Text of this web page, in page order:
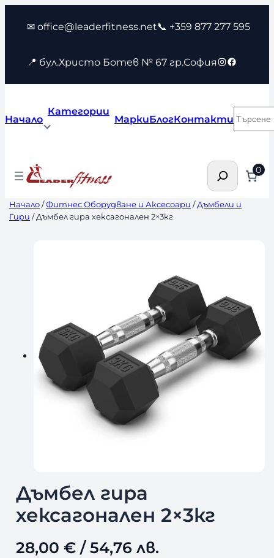
съдържанието
✉ office@leaderfitness.net📞 +359 877 277 595
📍 бул.Христо Ботев № 67 гр.София Instagram
Facebook
Начало
Категории
МаркиБлогКонтакти
Търсене 0
Начало/Фитнес Оборудване и Аксесоари /Дъмбели и
Гири / Дъмбел гира хексагонален 2×3кг
Дъмбел гира
хексагонален 2×3кг
28,00 €/ 54,76 лв.